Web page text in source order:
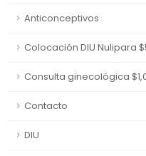
Anticonceptivos
Colocación DIU Nulipara
Consulta ginecológica
Contacto
DIU